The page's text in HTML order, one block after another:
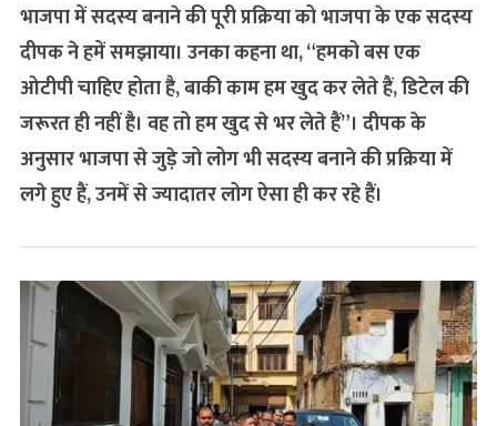
भाजपा में सदस्य बनाने की पूरी प्रक्रिया को भाजपा के एक सदस्य
दीपक ने हमें समझाया। उनका कहना था, “हमको बस एक
ओटीपी चाहिए होता है, बाकी काम हम खुद कर लेते हैं, डिटेल की
जरूरत ही नहीं है। वह तो हम खुद से भर लेते हैं”। दीपक के
अनुसार भाजपा से जुड़े जो लोग भी सदस्य बनाने की प्रक्रिया में
लगे हुए हैं, उनमें से ज्यादातर लोग ऐसा ही कर रहे हैं।